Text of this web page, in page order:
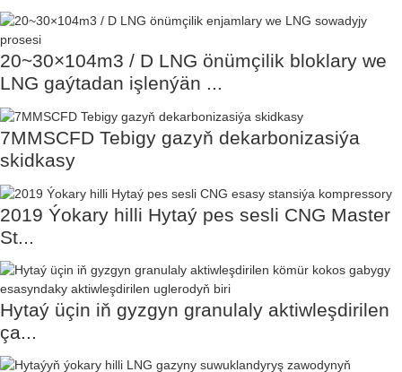
20~30×104m3 / D LNG önümçilik bloklary we
LNG gaýtadan işlenýän ...
7MMSCFD Tebigy gazyň dekarbonizasiýa
skidkasy
2019 Ýokary hilli Hytaý pes sesli CNG Master
St...
Hytaý üçin iň gyzgyn granulaly aktiwleşdirilen
ça...